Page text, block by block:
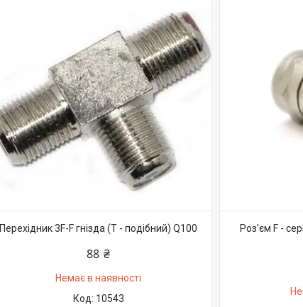
Перехідник 3F-F гнізда (Т - подібний) Q100
88 ₴
Немає в наявності
10543
Роз'єм F -